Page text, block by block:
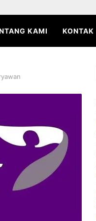
KAMI KONTAK